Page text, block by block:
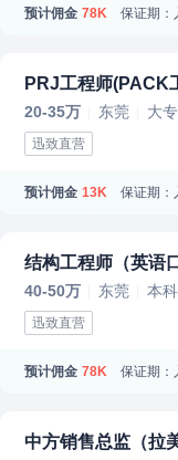
预计佣金 78K 保证期：
PRJ工程师(PACK
20-35万 东莞 大专
迅致直营
预计佣金 13K 保证期：
结构工程师（英语
40-50万 东莞 本科
迅致直营
预计佣金 78K 保证期：
中方销售总监（拉